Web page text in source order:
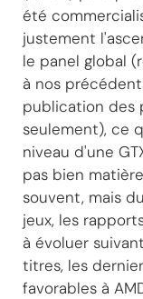
été
justement
le panel global
à nos
publication des
seulement), ce
niveau d'une
pas bien
souvent, mais
jeux, les
à évoluer
titres, les
favorables à